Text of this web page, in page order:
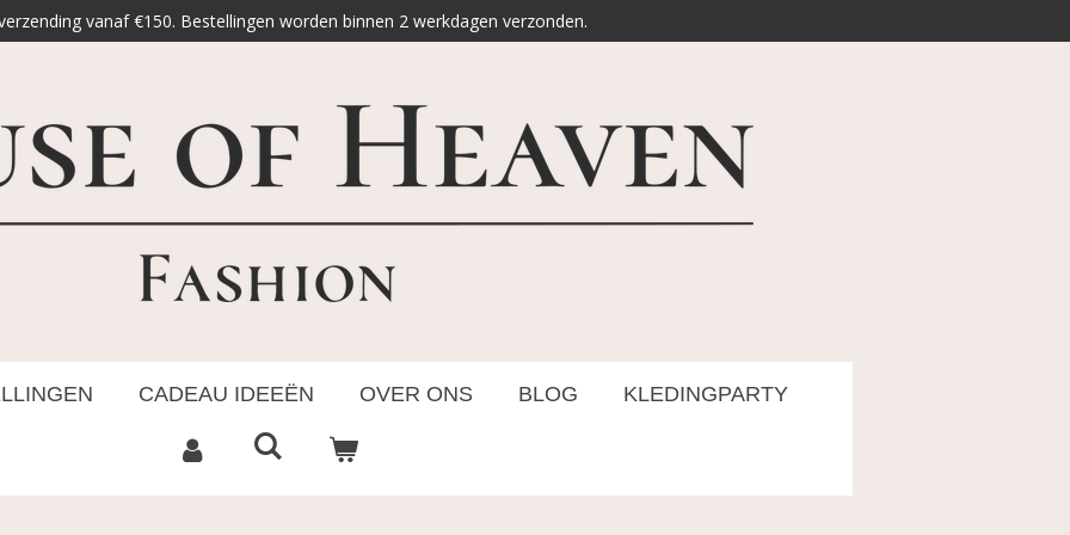
vanaf €150. Bestellingen worden binnen 2 werkdagen verzonden.
CADEAU IDEEËN OVER ONS BLOG KLEDINGPARTY